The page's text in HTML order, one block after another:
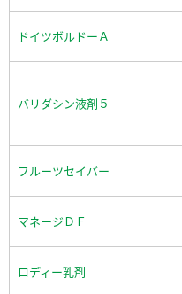
ドイツボルドーＡ
バリダシン液剤５
フルーツセイバー
マネージＤＦ
ロディー乳剤